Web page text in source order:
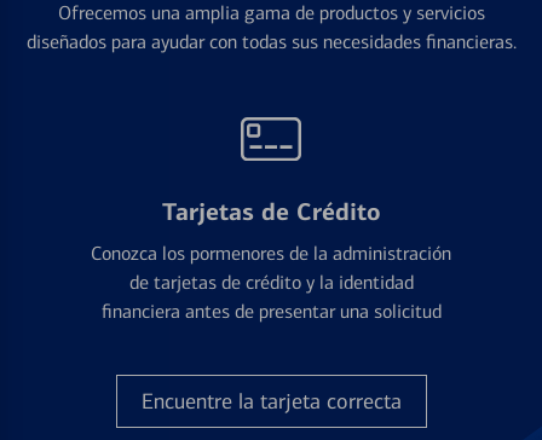
Ofrecemos una amplia gama de productos y servicios
diseñados para ayudar con todas sus necesidades financieras.
Tarjetas de Crédito
Conozca los pormenores de la administración
de tarjetas de crédito y la identidad
financiera antes de presentar una solicitud
Encuentre la tarjeta correcta